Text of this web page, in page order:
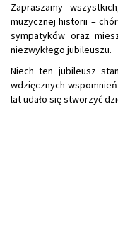
Zapraszamy
muzycznej historii –
sympatyków oraz
niezwykłego jubileuszu.
Niech ten jubileusz
wdzięcznych
lat udało się stworzyć